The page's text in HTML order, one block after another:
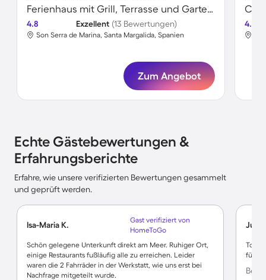
Ferienhaus mit Grill, Terrasse und Garten | Meerblick | Ideal für Homeoffice
4.8 Exzellent (13 Bewertungen)
Son Serra de Marina, Santa Margalida, Spanien
Zum Angebot
4.8
Echte Gästebewertungen &
Erfahrungsberichte
Erfahre, wie unsere verifizierten Bewertungen gesammelt
und geprüft werden.
Isa-Maria K.
Gast verifiziert von
HomeToGo
Schön gelegene Unterkunft direkt am Meer. Ruhiger Ort,
einige Restaurants fußläufig alle zu erreichen. Leider
waren die 2 Fahrräder in der Werkstatt, wie uns erst bei
Nachfrage mitgeteilt wurde.
für